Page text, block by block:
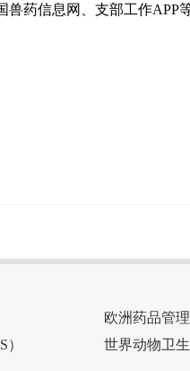
药信息网、支部工作APP
欧洲药品管
世界动物卫